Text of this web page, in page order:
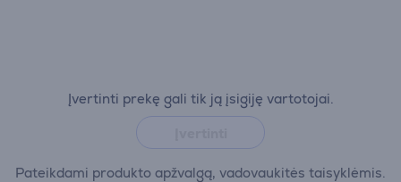
Įvertinti prekę gali tik ją įsigiję vartotojai.
Pateikdami produkto apžvalgą, vadovaukitės taisyklėmis.